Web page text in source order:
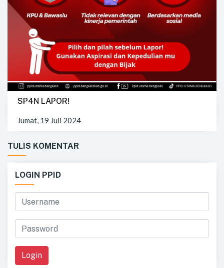
SP4N LAPOR!
Jumat, 19 Juli 2024
TULIS KOMENTAR
LOGIN PPID
Login